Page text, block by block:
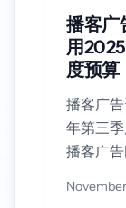
播客广
用
度预算
播客广
年第三
播客广